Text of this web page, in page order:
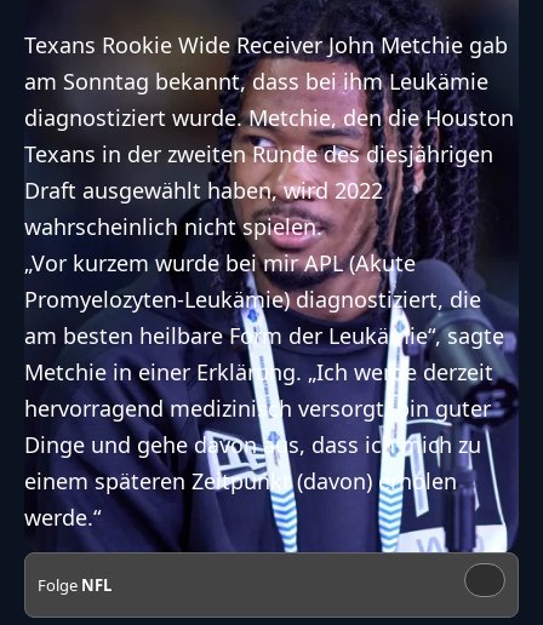
Texans Rookie Wide Receiver John Metchie gab
am Sonntag bekannt, dass bei ihm Leukämie
diagnostiziert wurde. Metchie, den dieHouston
Texans in der zweiten Runde des diesjährigen
Draft ausgewählt haben, wird 2022
wahrscheinlich nicht spielen.
„Vor kurzem wurde bei mir APL (Akute
Promyelozyten-Leukämie) diagnostiziert, die
am besten heilbare Form der Leukämie“, sagte
Metchie in einer Erklärung. „Ich werde derzeit
hervorragend medizinisch versorgt, bin guter
Dinge und gehe davon aus, dass ich mich zu
einem späteren Zeitpunkt (davon) erholen
werde.“
Folge NFL